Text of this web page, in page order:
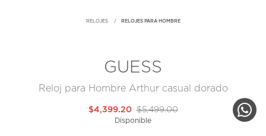
RELOJES RELOJES PARA HOMBRE
GUESS
Reloj para Hombre Arthur casual dorado
$5,499.00
$4,399.20
Disponible